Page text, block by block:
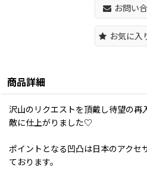
お問い
お気に入
商品詳細
沢山のリクエストを頂戴し待望の再
敵に仕上がりました♡
ポイントとなる凹凸は日本のアクセ
ております。